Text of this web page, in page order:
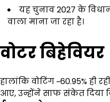
यह चुनाव 2027 के
वाला माना जा रहा है।
वोटर बिहेवियर
हालांकि वोटिंग ~60.95% ही
आए, उन्होंने साफ संकेत दिया